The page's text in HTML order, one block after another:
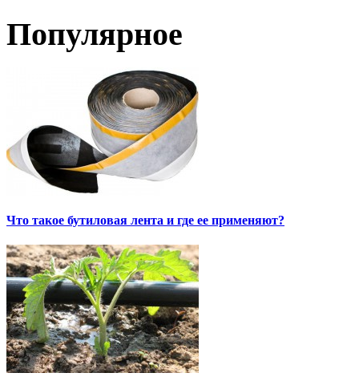
Популярное
Что такое бутиловая лента и где ее применяют?